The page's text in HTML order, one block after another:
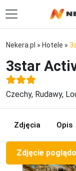
Nekera.pl » Hotele »
3star
Czechy, Rudawy,
Zdjęcia Opis
Zdjęcie